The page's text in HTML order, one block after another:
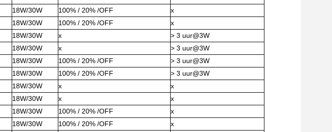
18W/30W 100% / 20% /OFF
x
18W/30W 100% / 20% /OFF
x
18W/30W x
> 3 uur@3W
18W/30W x
> 3 uur@3W
18W/30W 100% / 20% /OFF
> 3 uur@3W
18W/30W 100% / 20% /OFF
> 3 uur@3W
18W/30W x
x
18W/30W x
x
18W/30W 100% / 20% /OFF
x
18W/30W 100% / 20% /OFF
x